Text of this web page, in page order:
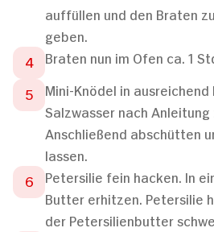
auffüllen und den Braten
geben.
Braten nun im Ofen ca. 1
Mini-Knödel in
Salzwasser nach Anleitung
Anschließend abschütten
lassen.
Petersilie fein hacken. In
Butter erhitzen. Petersilie
der Petersilienbutter